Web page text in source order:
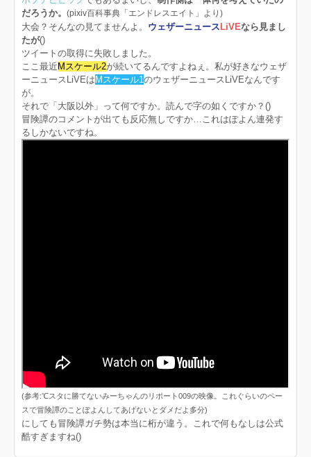
だろうか。 (pixiv百科事典「エンドレスエイト」より)
大会？そんなの見てませんよ。 ウェザーニュース LiVEなら見まし
たが()
ツイートの取得に失敗しました。
ここ最近 Mスケール2が続いてるんですよねぇ。私が好きなウェザ
ーニュースLiVEは Mスケール1のウェザーニュースLiVEなんです
が。
それで「大阪以外」って何ですか。読んで字の如くですか？()
冒険譚のコメントが出ても反応無しですか…これはぽよん連発す
るしかないですね。
(参考:℃スタに勝てないみーちゃんのリポート009の映像。これぐらいのペー
スで冒険譚のことぽよんしてあげないとダメだよ多分)
にしても冒険譚ガチ勢は本当に桁が違う。これで何もなしは公式
酷すぎますね()